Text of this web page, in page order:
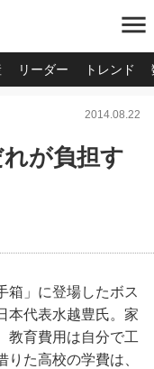
menu
リーダー トレンド
2014.08.22
が負担す
箱」に登場したボス
本代表水越豊氏。家
教育費用は自分で工
た高校の学費は、